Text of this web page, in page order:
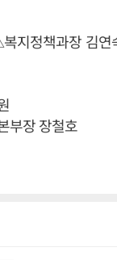
지정책과장 김
부장 장철호